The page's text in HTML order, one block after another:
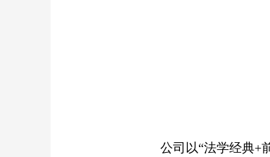
公司以“法学经典+